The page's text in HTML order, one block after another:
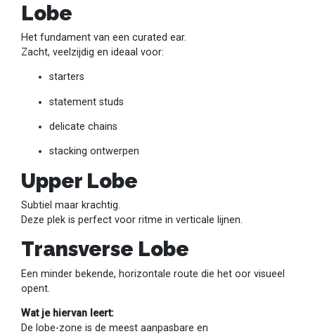
Lobe
Het fundament van een curated ear.
Zacht, veelzijdig en ideaal voor:
starters
statement studs
delicate chains
stacking ontwerpen
Upper Lobe
Subtiel maar krachtig.
Deze plek is perfect voor ritme in verticale lijnen.
Transverse Lobe
Een minder bekende, horizontale route die het oor visueel
opent.
Wat je hiervan leert:
De lobe-zone is de meest aanpasbare en